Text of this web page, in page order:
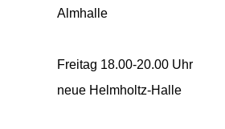
Almhalle
Freitag 18.00-20.00 Uhr
neue Helmholtz-Halle